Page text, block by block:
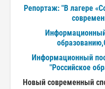
Репортаж: "В лагере
Информационный
"Российское
Новый современный